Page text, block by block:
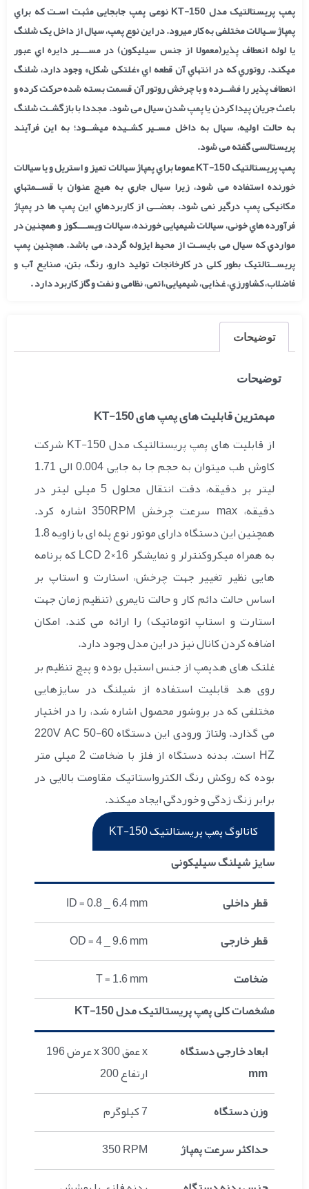
پمپ پریستالتیک مدل KT-150 نوعی پمپ جابجایی مثبت اسـت که براي
پمپاژ سـیالات مختلفی به کار میرود. در این نوع پمپ، سیال از داخل یک شلنگ
یا لوله انعطاف پذیر(معمولا از جنس سیلیکون) در مســـیر دایره اي عبور
میکند. روتوري که در انتهاي آن قطعه اي «غلتکی شکل» وجود دارد، شلنگ
انعطاف پذیر را فشــرده و با چرخش روتور آن قسمت بسته شده حرکت کرده و
باعث جریان پیدا کردن یا پمپ شدن سیال می شود. مجددا با بازگشـت شلنگ
به حالت اولیه، سیال به داخل مسـیر کشـیده میشــود؛ به این فرآیند
پریستالسی گفته می شود.
پمپ پریستالتیک KT-150 عموما براي پمپاژ سیالات تمیز و استریل و یا سیالات
خورنده استفاده می شود، زیرا سیال جاري به هیچ عنوان با قســمتهاي
مکانیکی پمپ درگیر نمی شود. بعضــی از کاربردهاي این پمپ ها در پمپاژ
فرآورده هاي خونی، سیالات شیمیایی خورنده، سیالات ویســـکوز و همچنین در
مواردي که سیال می بایسـت از محیط ایزوله گردد، می باشد. همچنین پمپ
پریســتالتیک بطور کلی در کارخانجات تولید دارو، رنگ، بتن، صنایع آب و
فاضلاب، کشاورزي، غذایی، شیمیایی،اتمی، نظامی و نفت و گاز کاربرد دارد .
توضیحات
توضیحات
مهمترین قابلیت های پمپ های KT-150
از قابلیت های پمپ پریستالتیک مدل KT-150 شرکت
کاوش طب میتوان به حجم جا به جایی 0.004 الی 1.71
لیتر بر دقیقه، دقت انتقال محلول 5 میلی لیتر در
دقیقه، max سرعت چرخش 350RPM اشاره کرد.
همچنین این دستگاه دارای موتور نوع پله ای با زاویه 1.8
به همراه میکروکنترلر و نمایشگر LCD 2×16 که برنامه
هایی نظیر تغییر جهت چرخش، استارت و استاپ بر
اساس حالت دائم کار و حالت تایمری (تنظیم زمان جهت
استارت و استاپ اتوماتیک) را ارائه می کند. امکان
اضافه کردن کانال نیز در این مدل وجود دارد.
غلتک های هدپمپ از جنس استیل بوده و پیچ تنظیم بر
روی هد قابلیت استفاده از شیلنگ در سایزهایی
مختلفی که در بروشور محصول اشاره شد، را در اختیار
می گذارد. ولتاژ ورودی این دستگاه 220V AC 50-60
HZ است. بدنه دستگاه از فلز با ضخامت 2 میلی متر
بوده که روکش رنگ الکترواستاتیک مقاومت بالایی در
برابر زنگ زدگی و خوردگی ایجاد میکند.
کاتالوگ پمپ پریستالتیک KT-150
سایز شیلنگ سیلیکونی
قطر داخلی
ID = 0.8 _ 6.4 mm
قطر خارجی
OD = 4 _ 9.6 mm
ضخامت
T = 1.6 mm
مشخصات کلی پمپ پریستالتیک مدل KT-150
ابعاد خارجی دستگاه
mm
عرض 196 x عمق 300 x
ارتفاع 200
وزن دستگاه
7 کیلوگرم
حداکثر سرعت پمپاژ
350 RPM